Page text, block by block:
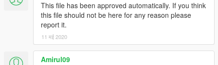
This file has been approved automatically. If you think
this file should not be here for any reason please
report it.
11 मई 2020
Amirul09